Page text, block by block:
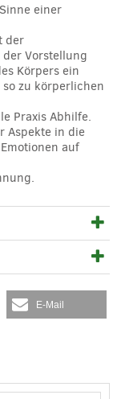
einer
der
der Vorstellung
Körpers ein
zu körperlichen
Praxis Abhilfe.
Aspekte in die
auf
E-Mail